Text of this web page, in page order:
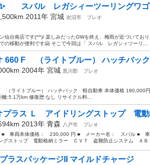
✨ スバル レガシィーツーリングワ
2011年 宮城 岩沼市
プレオ
仙台南店です(^^)/ 楽しみだったGWを終え、梅雨が近づいてお
の移動が便利です🤗 そこで今回は「 スバル レガシィツーリ...
660 F （ライトブルー） ハッチバッ
2004年 宮城 黒川郡
プレオ
（ライトブルー） ハッチバック 軽自動車 本体価格 180,000
:5.1万km 修復歴:なし リサイクル料...
プラス Ｌ アイドリングストップ 電
2013年 青森 八戸市
プレオ
■ 車両本体価格： 230,000 円 ■ メーカー名： スバル ■
ストップ 電動格納ミラー ＣＶＴ 盗難防止システム Ａ
ラスパッケージII マイルドチャージ